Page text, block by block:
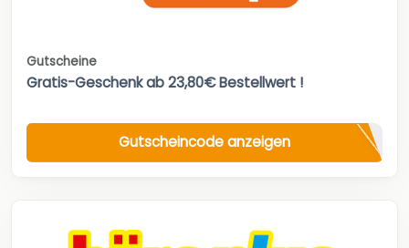
Gutscheine
Gratis-Geschenk ab 23,80€ Bestellwert !
Gutscheincode anzeigen